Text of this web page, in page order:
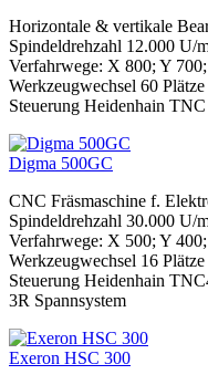
Horizontale & vertikale
Spindeldrehzahl 12.000 U/
Verfahrwege: X 800; Y
Werkzeugwechsel 60 Plätze
Steuerung Heidenhain
Digma 500GC
CNC Fräsmaschine f.
Spindeldrehzahl 30.000 U/
Verfahrwege: X 500; Y
Werkzeugwechsel 16 Plätze
Steuerung Heidenhain
3R Spannsystem
Exeron HSC 300